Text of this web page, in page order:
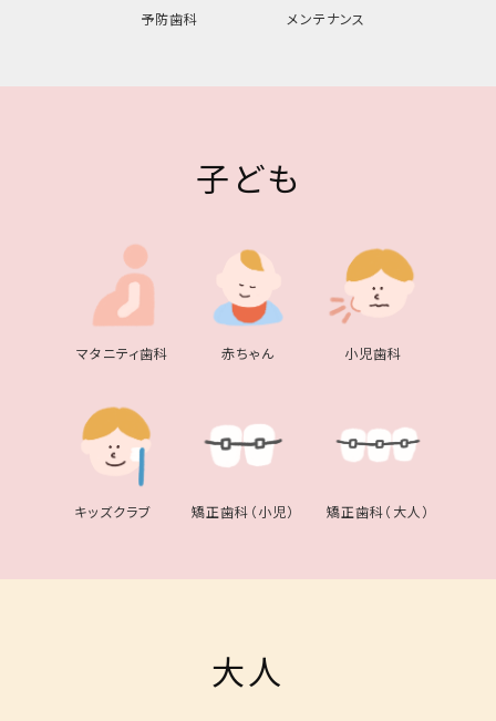
予防歯科 メンテナンス
子ども
マタニティ歯科 赤ちゃん 小児歯科
キッズクラブ 矯正歯科（小児） 矯正歯科（大人）
大人